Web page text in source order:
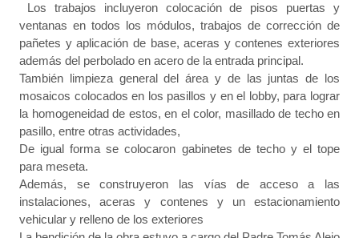
Los trabajos incluyeron colocación de pisos puertas y
ventanas en todos los módulos, trabajos de corrección de
pañetes y aplicación de base, aceras y contenes exteriores
además del perbolado en acero de la entrada principal.
También limpieza general del área y de las juntas de los
mosaicos colocados en los pasillos y en el lobby, para lograr
la homogeneidad de estos, en el color, masillado de techo en
pasillo, entre otras actividades,
De igual forma se colocaron gabinetes de techo y el tope
para meseta.
Además, se construyeron las vías de acceso a las
instalaciones, aceras y contenes y un estacionamiento
vehicular y relleno de los exteriores